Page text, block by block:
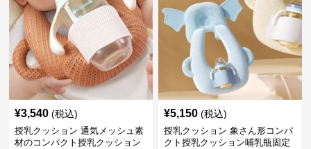
¥3,540 (税込)
授乳クッション 通気メッシュ素
材のコンパクト授乳クッション
¥5,150 (税込)
授乳クッション 象さん形コンパ
クト授乳クッション哺乳瓶固定